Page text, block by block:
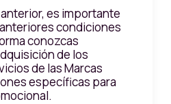
es importante
condiciones
conozcas
de los
de las Marcas
específicas para